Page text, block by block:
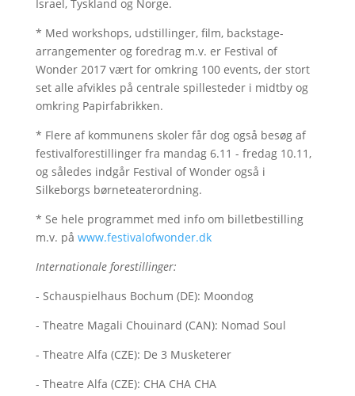
Israel, Tyskland og Norge.
* Med workshops, udstillinger, film, backstage-
arrangementer og foredrag m.v. er Festival of
Wonder 2017 vært for omkring 100 events, der stort
set alle afvikles på centrale spillesteder i midtby og
omkring Papirfabrikken.
* Flere af kommunens skoler får dog også besøg af
festivalforestillinger fra mandag 6.11 - fredag 10.11,
og således indgår Festival of Wonder også i
Silkeborgs børneteaterordning.
* Se hele programmet med info om billetbestilling
m.v. på www.festivalofwonder.dk
Internationale forestillinger:
- Schauspielhaus Bochum (DE): Moondog
- Theatre Magali Chouinard (CAN): Nomad Soul
- Theatre Alfa (CZE): De 3 Musketerer
- Theatre Alfa (CZE): CHA CHA CHA